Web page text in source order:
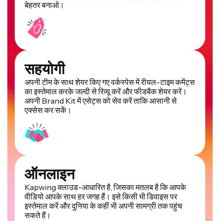
बेहतर बनाओ।
सहयोगी
अपनी टीम के साथ शेयर किए गए वर्कस्पेस में रीयल-टाइम कमेंट्स
का इस्तेमाल करके जल्दी से रिव्यू करें और फीडबैक शेयर करें।
अपनी Brand Kit में एसेट्स को सेव करें ताकि आसानी से
एक्सेस कर सकें।
ऑनलाइन
Kapwing क्लाउड-आधारित है, जिसका मतलब है कि आपके
वीडियो आपके साथ हर जगह हैं। इसे किसी भी डिवाइस पर
इस्तेमाल करें और दुनिया के कहीं भी अपनी सामग्री तक पहुंच
सकते हैं।